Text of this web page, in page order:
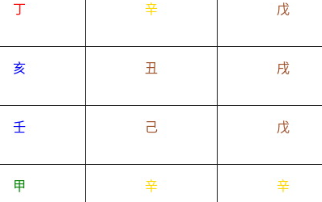
丁 辛 戊
亥 丑 戌
壬 己 戊
甲 辛 辛